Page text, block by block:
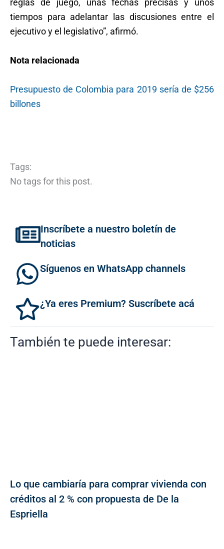
reglas de juego, unas fechas precisas y unos
tiempos para adelantar las discusiones entre el
ejecutivo y el legislativo”, afirmó.
Nota relacionada
Presupuesto de Colombia para 2019 sería de $256
billones
Tags:
No tags for this post.
Inscríbete a nuestro boletín de
noticias
Síguenos en WhatsApp channels
¿Ya eres Premium? Suscríbete acá
También te puede interesar:
Lo que cambiaría para comprar vivienda con
créditos al 2 % con propuesta de De la
Espriella